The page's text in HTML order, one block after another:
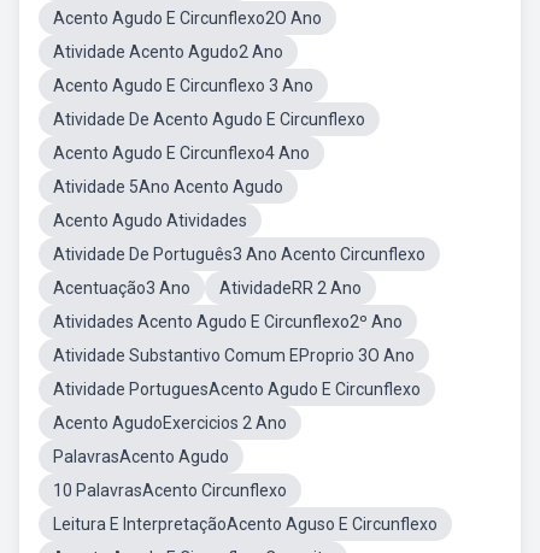
Acento Agudo E Circunflexo2O Ano
Atividade Acento Agudo2 Ano
Acento Agudo E Circunflexo 3 Ano
Atividade De Acento Agudo E Circunflexo
Acento Agudo E Circunflexo4 Ano
Atividade 5Ano Acento Agudo
Acento Agudo Atividades
Atividade De Português3 Ano Acento Circunflexo
Acentuação3 Ano
AtividadeRR 2 Ano
Atividades Acento Agudo E Circunflexo2º Ano
Atividade Substantivo Comum EProprio 3O Ano
Atividade PortuguesAcento Agudo E Circunflexo
Acento AgudoExercicios 2 Ano
PalavrasAcento Agudo
10 PalavrasAcento Circunflexo
Leitura E InterpretaçãoAcento Aguso E Circunflexo